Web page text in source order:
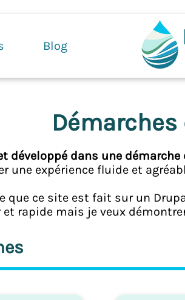
Blog
Démarches
développé dans une
une expérience fluide et
que ce site est fait sur un
et rapide mais je veux